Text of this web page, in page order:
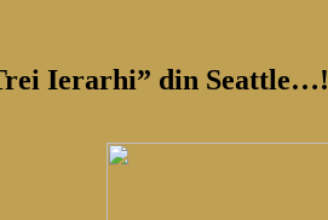
Ierarhi” din Seattle…!